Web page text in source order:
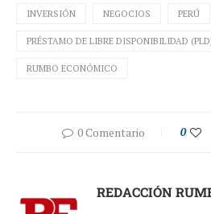
INVERSIÓN NEGOCIOS PERÚ
PRÉSTAMO DE LIBRE DISPONIBILIDAD
RUMBO ECONÓMICO
0 Comentario 0
REDACCIÓN